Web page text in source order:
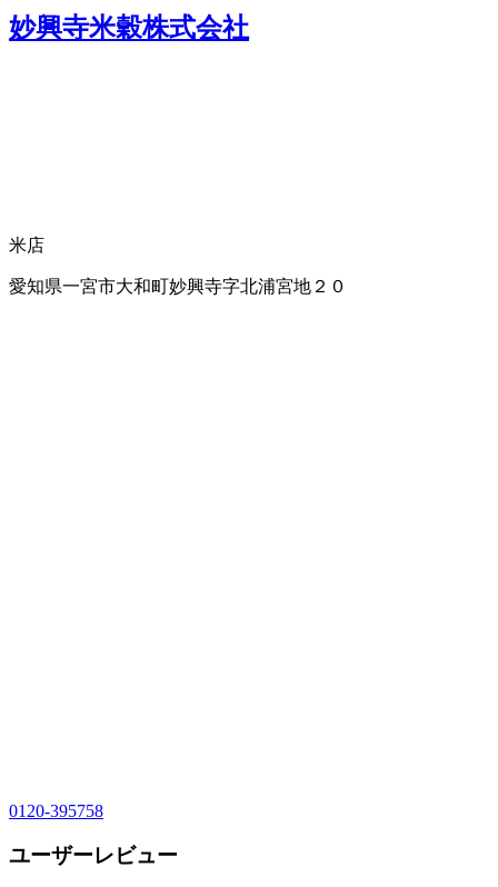
妙興寺米穀株式会社
米店
愛知県一宮市大和町妙興寺字北浦宮地２０
0120-395758
ユーザーレビュー